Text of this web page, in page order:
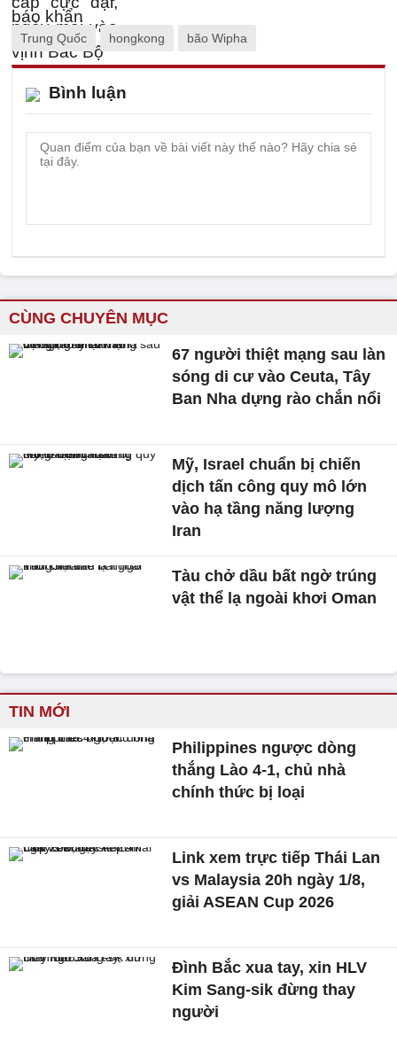
Trung Quốc hongkong bão Wipha
Bình luận
CÙNG CHUYÊN MỤC
67 người thiệt mạng sau làn
sóng di cư vào Ceuta, Tây
Ban Nha dựng rào chắn nổi
Mỹ, Israel chuẩn bị chiến
dịch tấn công quy mô lớn
vào hạ tầng năng lượng
Iran
Tàu chở dầu bất ngờ trúng
vật thể lạ ngoài khơi Oman
TIN MỚI
Philippines ngược dòng
thắng Lào 4-1, chủ nhà
chính thức bị loại
Link xem trực tiếp Thái Lan
vs Malaysia 20h ngày 1/8,
giải ASEAN Cup 2026
Đình Bắc xua tay, xin HLV
Kim Sang-sik đừng thay
người